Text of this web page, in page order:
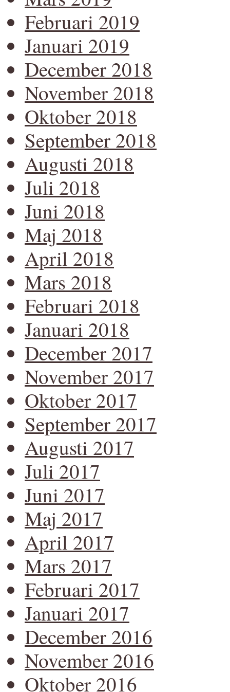
Februari 2019
Januari 2019
December 2018
November 2018
Oktober 2018
September 2018
Augusti 2018
Juli 2018
Juni 2018
Maj 2018
April 2018
Mars 2018
Februari 2018
Januari 2018
December 2017
November 2017
Oktober 2017
September 2017
Augusti 2017
Juli 2017
Juni 2017
Maj 2017
April 2017
Mars 2017
Februari 2017
Januari 2017
December 2016
November 2016
Oktober 2016